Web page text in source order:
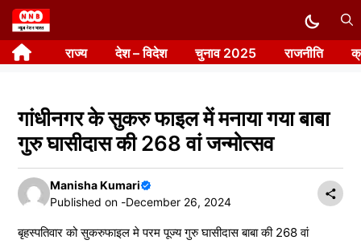
Skip
to
content राज्य देश – विदेश चुनाव 2025 राजनीति
गांधीनगर के सुकरु फाइल में मनाया गया बाबा
गुरु घासीदास की 268 वां जन्मोत्सव
Manisha Kumari
Published on -December 26, 2024
बृहस्पतिवार को सुकरुफाइल मे परम पूज्य गुरु घासीदास बाबा की 268 वां